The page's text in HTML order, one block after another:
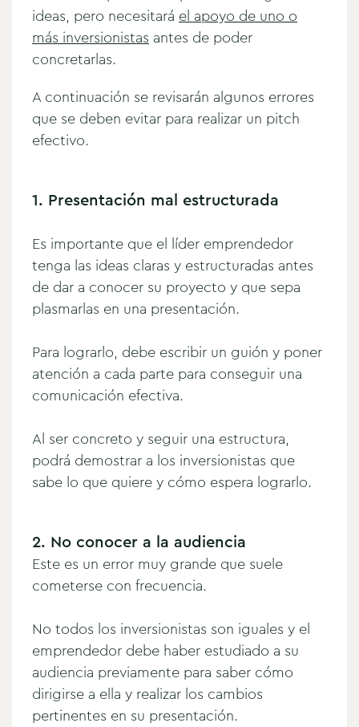
ideas, pero necesitará el apoyo de uno o
más inversionistas antes de poder
concretarlas.
A continuación se revisarán algunos errores
que se deben evitar para realizar un pitch
efectivo.
1. Presentación mal estructurada
Es importante que el líder emprendedor
tenga las ideas claras y estructuradas antes
de dar a conocer su proyecto y que sepa
plasmarlas en una presentación.
Para lograrlo, debe escribir un guión y poner
atención a cada parte para conseguir una
comunicación efectiva.
Al ser concreto y seguir una estructura,
podrá demostrar a los inversionistas que
sabe lo que quiere y cómo espera lograrlo.
2. No conocer a la audiencia
Este es un error muy grande que suele
cometerse con frecuencia.
No todos los inversionistas son iguales y el
emprendedor debe haber estudiado a su
audiencia previamente para saber cómo
dirigirse a ella y realizar los cambios
pertinentes en su presentación.